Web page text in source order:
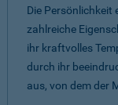
Die Persönlichkeit
zahlreiche
ihr kraftvolles
durch ihr
aus, von dem der